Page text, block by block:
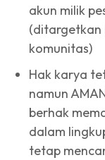
akun milik
(ditargetkan
komunitas)
Hak karya
namun
berhak
dalam
tetap